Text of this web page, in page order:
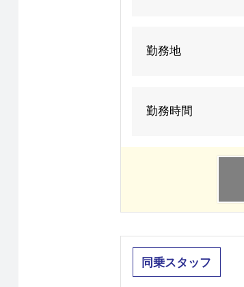
勤務地
勤務時間
同乗スタッフ